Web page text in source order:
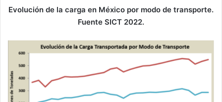
Evolución de la carga en México por modo de transporte.
Fuente SICT 2022.